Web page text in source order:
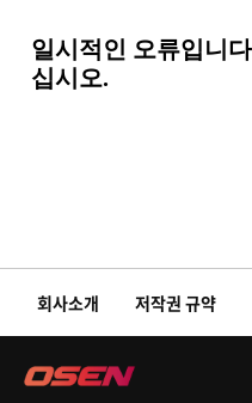
회사소개 저작권 규약